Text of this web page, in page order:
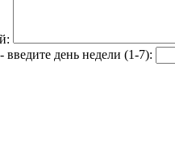
введите день недели (1-7):